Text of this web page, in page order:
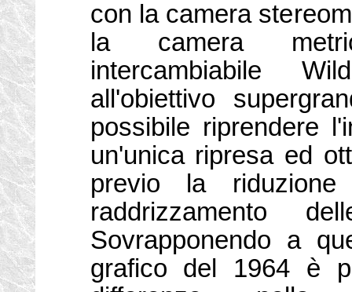
con la camera
la camera
intercambiabile
all'obiettivo
possibile riprendere
un'unica ripresa ed
previo la
raddrizzamento
Sovrapponendo a
grafico del 1964 è